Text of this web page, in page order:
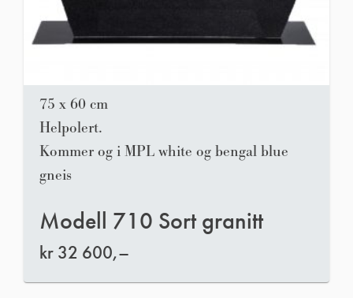
75 x 60 cm
Helpolert.
Kommer og i MPL white og bengal blue
gneis
Modell 710 Sort granitt
kr 32 600,–